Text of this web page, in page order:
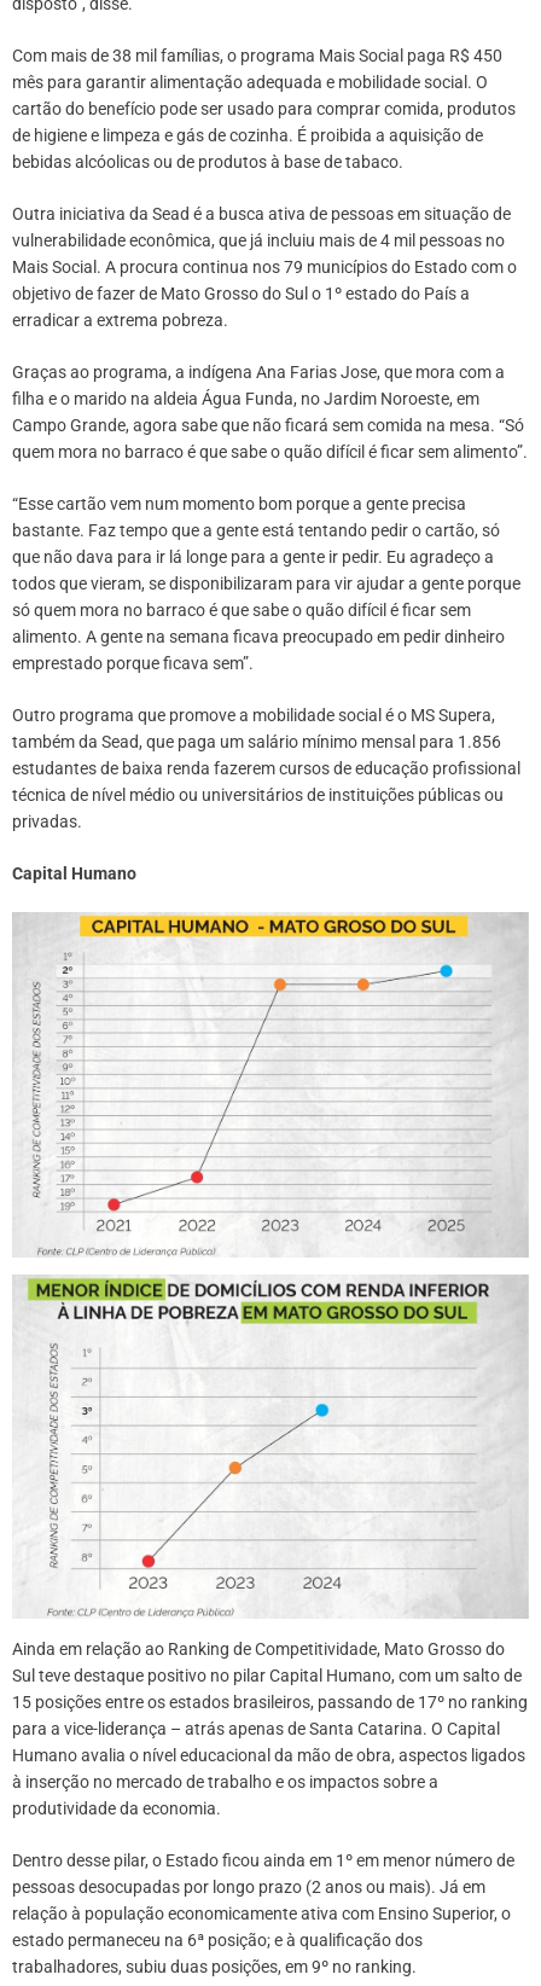
disposto”, disse.
Com mais de 38 mil famílias, o programa Mais Social paga R$ 450
mês para garantir alimentação adequada e mobilidade social. O
cartão do benefício pode ser usado para comprar comida, produtos
de higiene e limpeza e gás de cozinha. É proibida a aquisição de
bebidas alcóolicas ou de produtos à base de tabaco.
Outra iniciativa da Sead é a busca ativa de pessoas em situação de
vulnerabilidade econômica, que já incluiu mais de 4 mil pessoas no
Mais Social. A procura continua nos 79 municípios do Estado com o
objetivo de fazer de Mato Grosso do Sul o 1º estado do País a
erradicar a extrema pobreza.
Graças ao programa, a indígena Ana Farias Jose, que mora com a
filha e o marido na aldeia Água Funda, no Jardim Noroeste, em
Campo Grande, agora sabe que não ficará sem comida na mesa. “Só
quem mora no barraco é que sabe o quão difícil é ficar sem alimento”.
“Esse cartão vem num momento bom porque a gente precisa
bastante. Faz tempo que a gente está tentando pedir o cartão, só
que não dava para ir lá longe para a gente ir pedir. Eu agradeço a
todos que vieram, se disponibilizaram para vir ajudar a gente porque
só quem mora no barraco é que sabe o quão difícil é ficar sem
alimento. A gente na semana ficava preocupado em pedir dinheiro
emprestado porque ficava sem”.
Outro programa que promove a mobilidade social é o MS Supera,
também da Sead, que paga um salário mínimo mensal para 1.856
estudantes de baixa renda fazerem cursos de educação profissional
técnica de nível médio ou universitários de instituições públicas ou
privadas.
Capital Humano
Ainda em relação ao Ranking de Competitividade, Mato Grosso do
Sul teve destaque positivo no pilar Capital Humano, com um salto de
15 posições entre os estados brasileiros, passando de 17º no ranking
para a vice-liderança – atrás apenas de Santa Catarina. O Capital
Humano avalia o nível educacional da mão de obra, aspectos ligados
à inserção no mercado de trabalho e os impactos sobre a
produtividade da economia.
Dentro desse pilar, o Estado ficou ainda em 1º em menor número de
pessoas desocupadas por longo prazo (2 anos ou mais). Já em
relação à população economicamente ativa com Ensino Superior, o
estado permaneceu na 6ª posição; e à qualificação dos
trabalhadores, subiu duas posições, em 9º no ranking.